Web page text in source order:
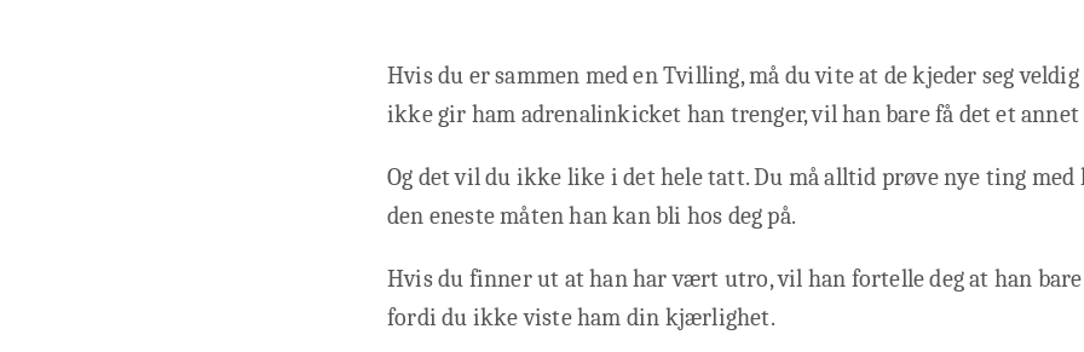
Hvis du er sammen med en Tvilling, må du vite at de kjeder seg
ikke gir ham adrenalinkicket han trenger, vil han bare få det et annet
Og det vil du ikke like i det hele tatt. Du må alltid prøve nye ting med
den eneste måten han kan bli hos deg på.
Hvis du finner ut at han har vært utro, vil han fortelle deg at han
fordi du ikke viste ham din kjærlighet.